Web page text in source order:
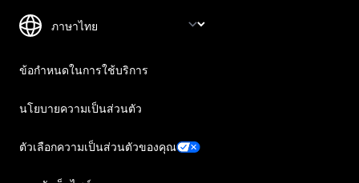
ข้อกำหนดในการใช้บริการ
นโยบายความเป็นส่วนตัว
ตัวเลือกความเป็นส่วนตัวของคุณ